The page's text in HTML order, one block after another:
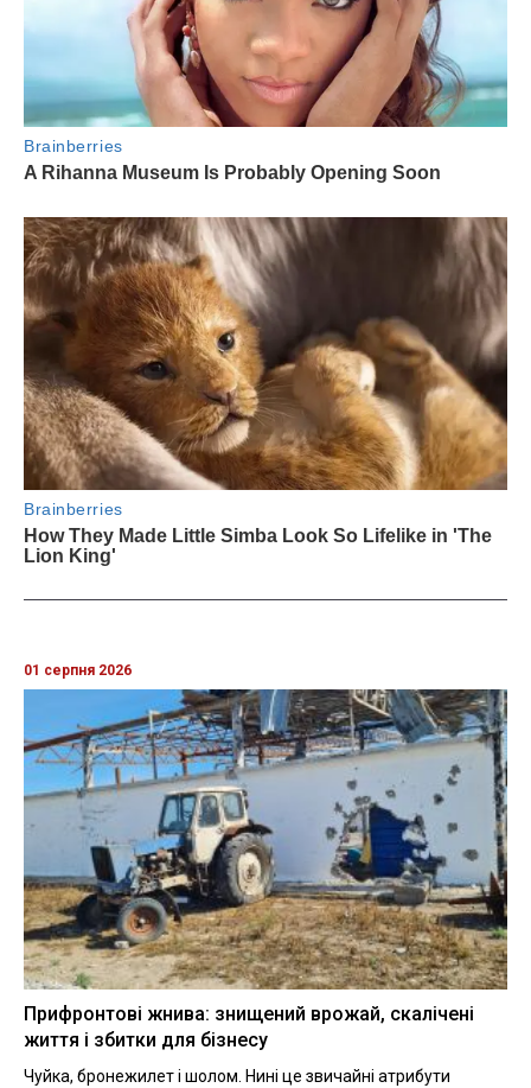
01 серпня 2026
Прифронтові жнива: знищений врожай, скалічені
життя і збитки для бізнесу
Чуйка, бронежилет і шолом. Нині це звичайні атрибути